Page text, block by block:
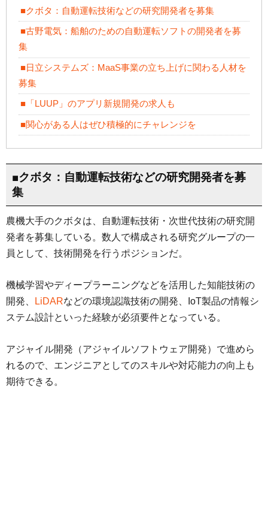
■クボタ：自動運転技術などの研究開発者を募集
■古野電気：船舶のための自動運転ソフトの開発者を募
集
■日立システムズ：MaaS事業の立ち上げに関わる人材を
募集
■「LUUP」のアプリ新規開発の求人も
■関心がある人はぜひ積極的にチャレンジを
■クボタ：自動運転技術などの研究開発者を募
集
農機大手のクボタは、自動運転技術・次世代技術の研究開
発者を募集している。数人で構成される研究グループの一
員として、技術開発を行うポジションだ。
機械学習やディープラーニングなどを活用した知能技術の
開発、
LiDARなどの環境認識技術の開発、IoT製品の情報シ
ステム設計といった経験が必須要件となっている。
アジャイル開発（アジャイルソフトウェア開発）で進めら
れるので、エンジニアとしてのスキルや対応能力の向上も
期待できる。